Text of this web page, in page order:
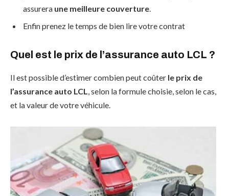
assurera une meilleure couverture
Enfin prenez le temps de bien lire votre contrat
Quel est le prix de l’assurance auto LCL ?
Il est possible d’estimer combien peut coûter le prix de
l’assurance auto LCL
, selon la formule choisie, selon le cas,
et la valeur de votre véhicule.